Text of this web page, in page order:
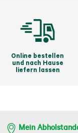
Online bestellen
und nach Hause
liefern lassen
Mein